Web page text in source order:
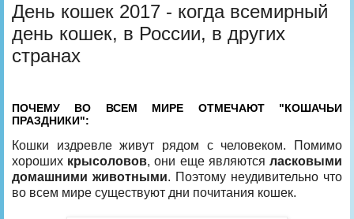
День кошек 2017 - когда всемирный
день кошек, в России, в других
странах
ПОЧЕМУ ВО ВСЕМ МИРЕ ОТМЕЧАЮТ "КОШАЧЬИ
ПРАЗДНИКИ":
Кошки издревле живут рядом с человеком. Помимо
хороших крысоловов, они еще являютсяласковыми
домашними животными. Поэтому неудивительно что
во всем мире существуют дни почитания кошек.